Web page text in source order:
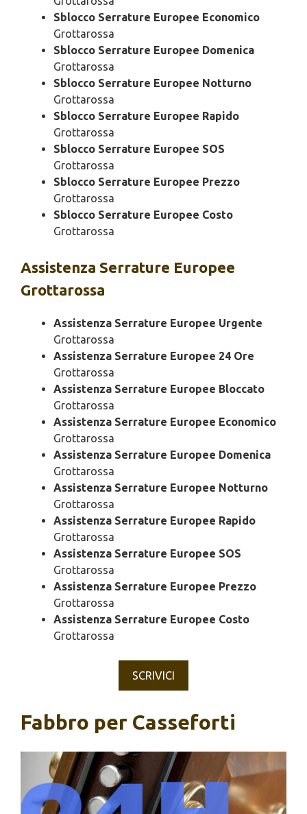
Sblocco Serrature Europee Economico
Grottarossa
Sblocco Serrature Europee Domenica
Grottarossa
Sblocco Serrature Europee Notturno
Grottarossa
Sblocco Serrature Europee Rapido
Grottarossa
Sblocco Serrature Europee SOS
Grottarossa
Sblocco Serrature Europee Prezzo
Grottarossa
Sblocco Serrature Europee Costo
Grottarossa
Assistenza Serrature Europee
Grottarossa
Assistenza Serrature Europee Urgente
Grottarossa
Assistenza Serrature Europee 24 Ore
Grottarossa
Assistenza Serrature Europee Bloccato
Grottarossa
Assistenza Serrature Europee Economico
Grottarossa
Assistenza Serrature Europee Domenica
Grottarossa
Assistenza Serrature Europee Notturno
Grottarossa
Assistenza Serrature Europee Rapido
Grottarossa
Assistenza Serrature Europee SOS
Grottarossa
Assistenza Serrature Europee Prezzo
Grottarossa
Assistenza Serrature Europee Costo
Grottarossa
SCRIVICI
Fabbro per Casseforti